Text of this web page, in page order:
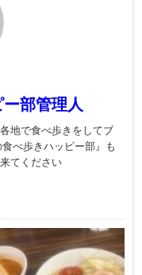
部管理人
地で食べ歩きをしてブ
べ歩きハッピー部』も
てください